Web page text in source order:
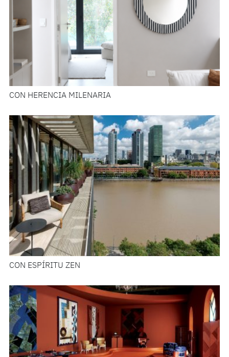
CON HERENCIA MILENARIA
CON ESPÍRITU ZEN